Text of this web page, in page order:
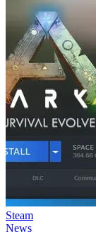
Steam
News